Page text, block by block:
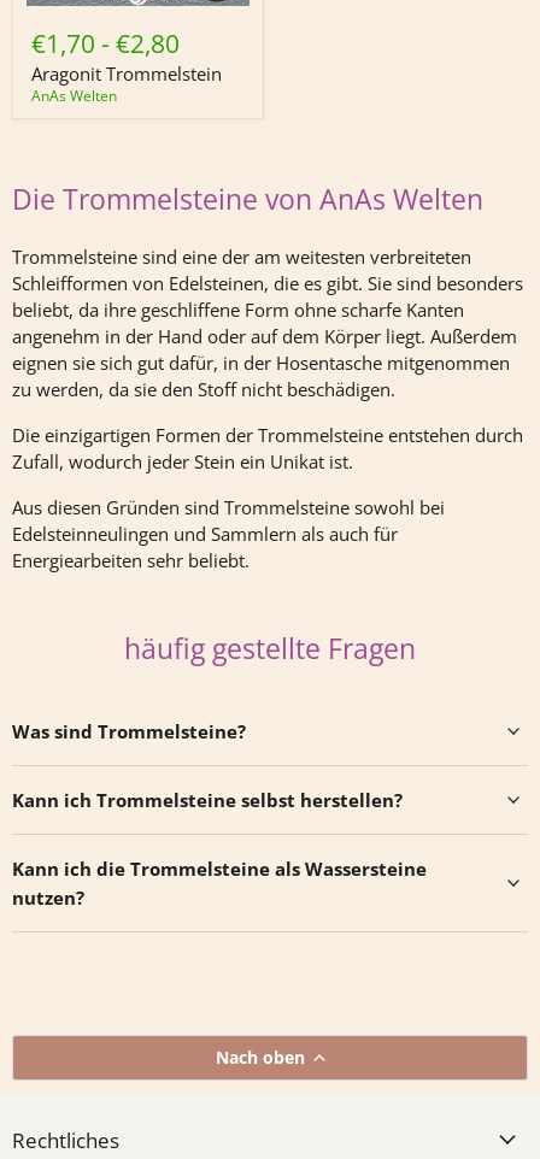
Aragonit
Trommelstein
€1,70 - €2,80
Aragonit Trommelstein
AnAs Welten
Die Trommelsteine von AnAs Welten
Trommelsteine sind eine der am weitesten verbreiteten
Schleifformen von Edelsteinen, die es gibt. Sie sind besonders
beliebt, da ihre geschliffene Form ohne scharfe Kanten
angenehm in der Hand oder auf dem Körper liegt. Außerdem
eignen sie sich gut dafür, in der Hosentasche mitgenommen
zu werden, da sie den Stoff nicht beschädigen.
Die einzigartigen Formen der Trommelsteine entstehen durch
Zufall, wodurch jeder Stein ein Unikat ist.
Aus diesen Gründen sind Trommelsteine sowohl bei
Edelsteinneulingen und Sammlern als auch für
Energiearbeiten sehr beliebt.
häufig gestellte Fragen
Was sind Trommelsteine?
Kann ich Trommelsteine selbst herstellen?
Kann ich die Trommelsteine als Wassersteine
nutzen?
Nach oben
Rechtliches